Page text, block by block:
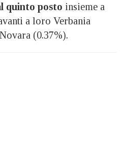
quinto posto insieme a
a loro Verbania
(0.37%).